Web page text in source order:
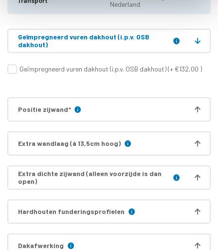
Nederland
Geïmpregneerd vuren dakhout (i.p.v. OSB
dakhout)
Geïmpregneerd vuren dakhout (i.p.v. OSB dakhout) (+ €132,00 )
Positie zijwand*
Extra wandlaag (á 13,5cm hoog)
Extra dichte zijwand (alleen voorzijde is dan
open)
Hardhouten funderingsprofielen
Dakafwerking